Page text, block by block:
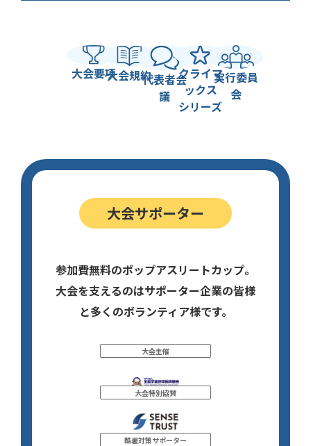
大会要項大会規約代表者会
議
クライマ
ックス
シリーズ
実行委員
会
大会サポーター
参加費無料のポップアスリートカップ。
大会を支えるのはサポーター企業の皆様
と多くのボランティア様です。
大会主催
大会特別協賛
酷暑対策サポーター